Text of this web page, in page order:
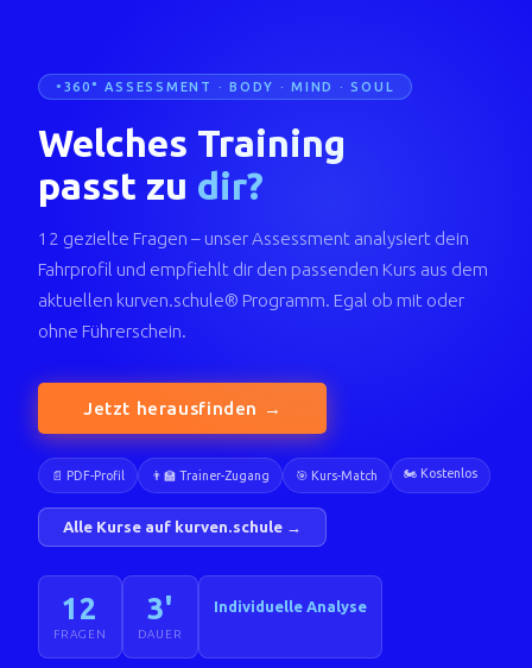
360° ASSESSMENT · BODY · MIND · SOUL
Welches Training
passt zu dir?
12 gezielte Fragen – unser Assessment analysiert dein
Fahrprofil und empfiehlt dir den passenden Kurs aus dem
aktuellen kurven.schule® Programm. Egal ob mit oder
ohne Führerschein.
Jetzt herausfinden →
📄 PDF-Profil 👨‍🏫 Trainer-Zugang 🎯 Kurs-Match 🏍️ Kostenlos
Alle Kurse auf kurven.schule →
12
FRAGEN
3'
DAUER
Individuelle Analyse